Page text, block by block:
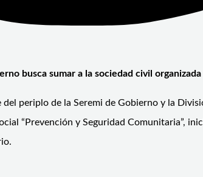
busca sumar a la sociedad civil
periplo de la Seremi de Gobierno y la
“Prevención y Seguridad Comunitaria”,